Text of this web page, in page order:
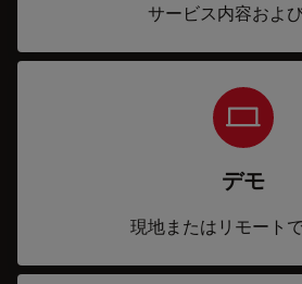
サービス内容およ
デモ
現地またはリモート